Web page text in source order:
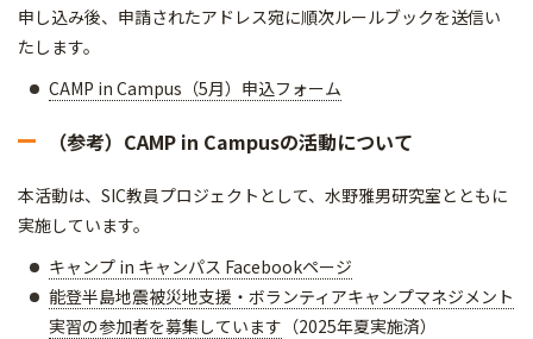
申し込み後、申請されたアドレス宛に順次ルールブックを送信い
たします。
CAMP in Campus（5月）申込フォーム
（参考）CAMP in Campusの活動について
本活動は、SIC教員プロジェクトとして、水野雅男研究室とともに
実施しています。
キャンプ in キャンパス Facebookページ
能登半島地震被災地支援・ボランティアキャンプマネジメント
実習の参加者を募集しています （2025年夏実施済）